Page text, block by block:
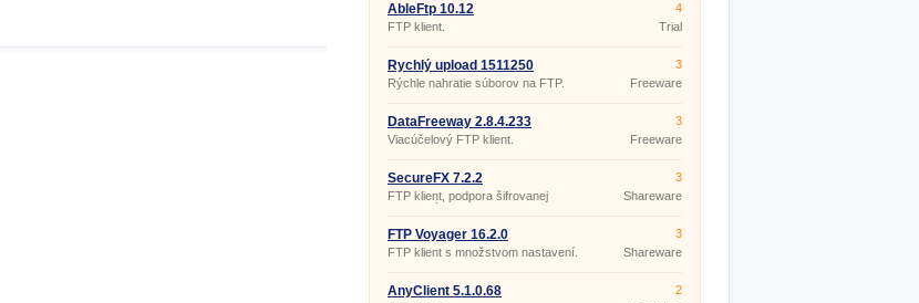
AbleFtp 10.12
FTP klient.
4
Trial
Rychlý upload 1511250
Rýchle nahratie súborov na FTP.
3
Freeware
DataFreeway 2.8.4.233
Viacúčelový FTP klient.
3
Freeware
SecureFX 7.2.2
FTP klient, podpora šifrovanej
komunikácie.
3
Shareware
FTP Voyager 16.2.0
FTP klient s množstvom nastavení.
3
Shareware
AnyClient 5.1.0.68
2